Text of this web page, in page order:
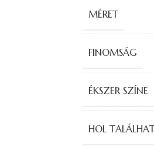
MÉRET
FINOMSÁG
ÉKSZER SZÍNE
HOL